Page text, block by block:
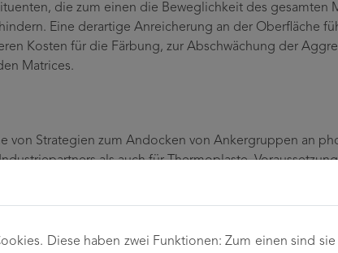
die zum einen die Beweglichkeit des gesamten
Eine derartige Anreicherung an der Oberfläche
Kosten für die Färbung, zur Abschwächung der
Matrices.
von Strategien zum Andocken von Ankergruppen an
als auch für Thermoplaste.
derartige strukturelle Modifizierung eignen, dass sie
eine große Vielzahl von kommerziellen
möglich, ohne die Photochromie zu
sich durch den Farbstoff nicht.
Diese haben zwei Funktionen: Zum einen sind